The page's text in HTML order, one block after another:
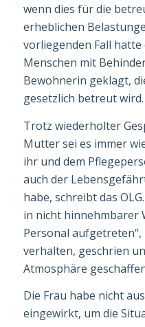
wenn dies für die
erheblichen
vorliegenden Fall
Menschen mit
Bewohnerin geklagt,
gesetzlich betreut wird.
Trotz wiederholter
Mutter sei es immer
ihr und dem
auch der
habe, schreibt das
in nicht hin­nehmbarer
Personal
verhalten, geschrien
Atmosphäre
Die Frau habe nicht
eingewirkt, um die